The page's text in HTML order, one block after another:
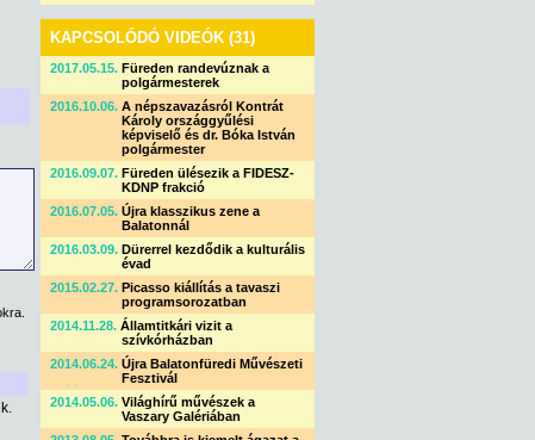
KAPCSOLÓDÓ VIDEÓK (31)
2017.05.15. Füreden randevúznak a
polgármesterek
2016.10.06. A népszavazásról Kontrát
Károly országgyűlési
képviselő és dr. Bóka István
polgármester
2016.09.07. Füreden ülésezik a FIDESZ-
KDNP frakció
2016.07.05. Újra klasszikus zene a
Balatonnál
2016.03.09. Dürerrel kezdődik a kulturális
évad
2015.02.27. Picasso kiállítás a tavaszi
programsorozatban
2014.11.28. Államtitkári vizit a
szívkórházban
2014.06.24. Újra Balatonfüredi Művészeti
Fesztivál
2014.05.06. Világhírű művészek a
Vaszary Galériában